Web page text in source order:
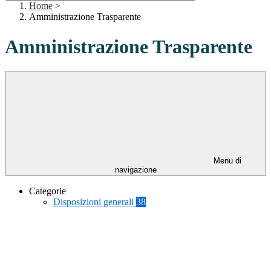
Home >
Amministrazione Trasparente
Amministrazione Trasparente
Menu di
navigazione
Categorie
Disposizioni generali 38